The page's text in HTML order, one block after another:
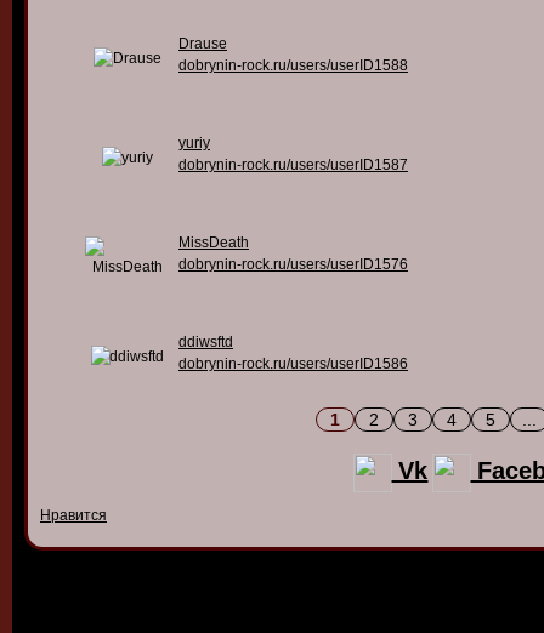
Drause
dobrynin-rock.ru/users/userID1588
yuriy
dobrynin-rock.ru/users/userID1587
MissDeath
dobrynin-rock.ru/users/userID1576
ddiwsftd
dobrynin-rock.ru/users/userID1586
1 2 3 4 5
Vk
Нравится